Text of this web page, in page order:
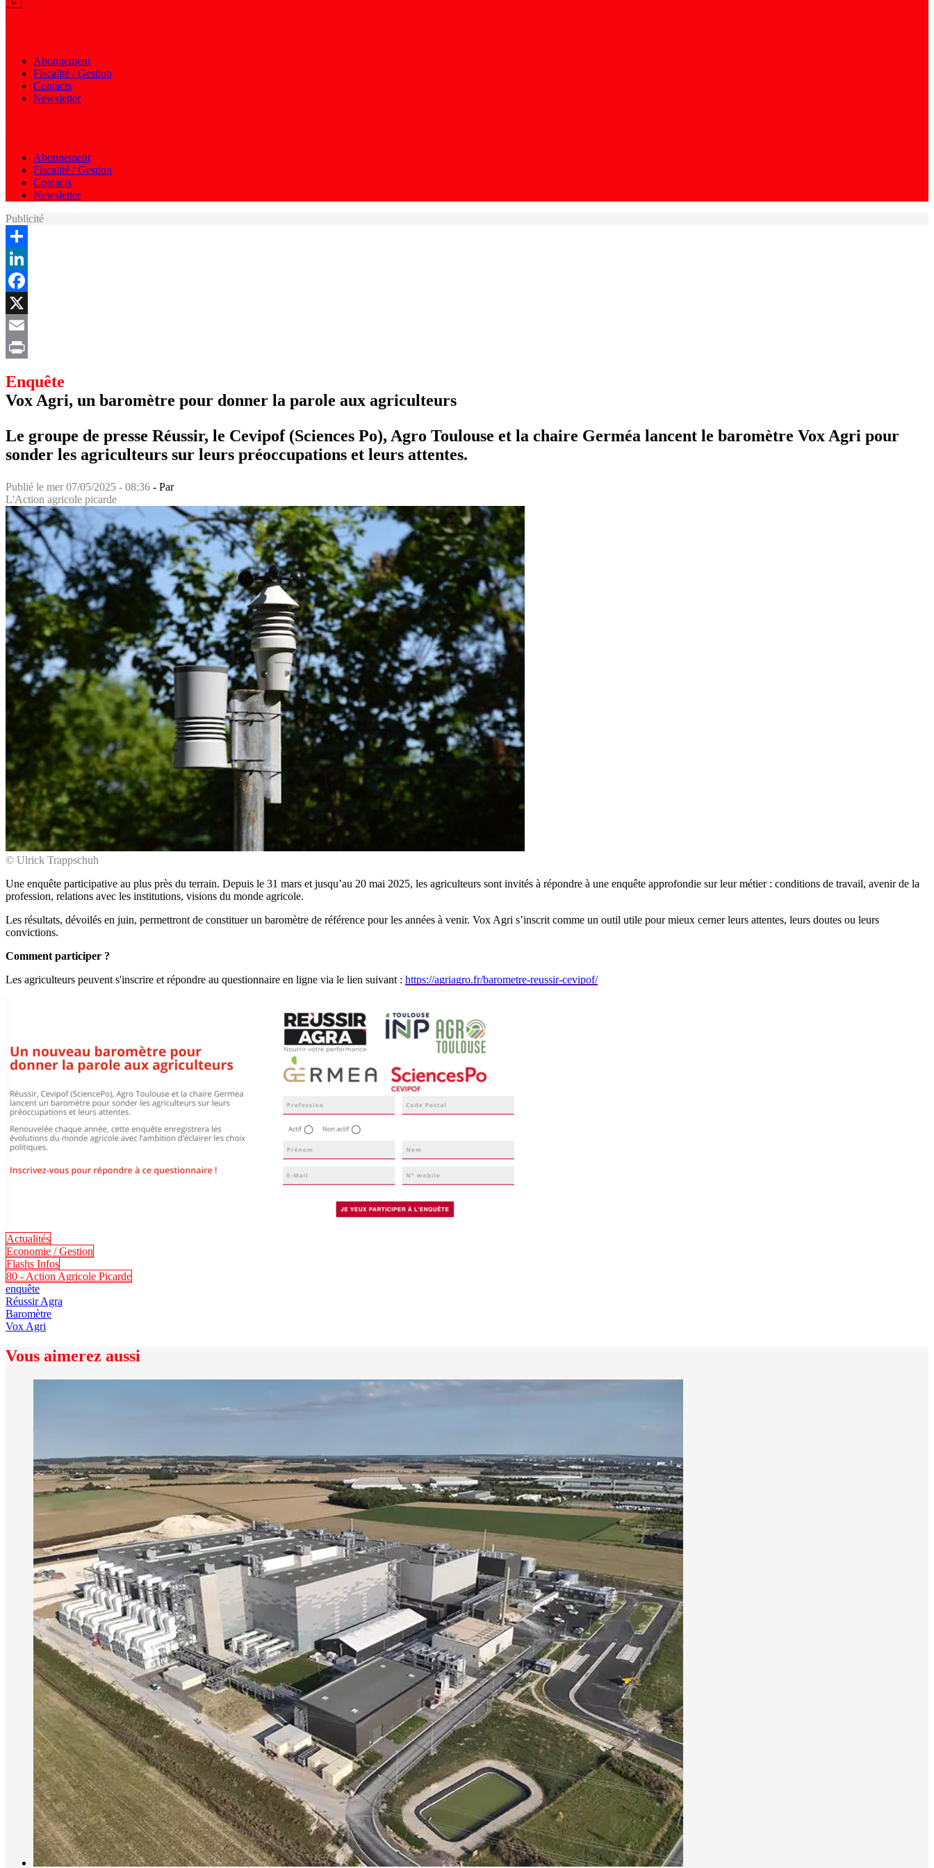
Abonnement
Fiscalité / Gestion
Contacts
Newsletter
Abonnement
Fiscalité / Gestion
Contacts
Newsletter
Publicité
Share
LinkedIn
Facebook
X
Email
Enquête
Vox Agri, un baromètre pour donner la parole aux agriculteurs
Le groupe de presse Réussir, le Cevipof (Sciences Po), Agro Toulouse et la chaire Germéa lancent le baromètre Vox Agri pour
sonder les agriculteurs sur leurs préoccupations et leurs attentes.
Publié le mer 07/05/2025 - 08:36 - Par
L'Action agricole picarde
© Ulrick Trappschuh
Une enquête participative au plus près du terrain. Depuis le 31 mars et jusqu’au 20 mai 2025, les agriculteurs sont invités à répondre à une enquête approfondie sur leur métier : conditions de travail, avenir de la
profession, relations avec les institutions, visions du monde agricole.
Les résultats, dévoilés en juin, permettront de constituer un baromètre de référence pour les années à venir. Vox Agri s’inscrit comme un outil utile pour mieux cerner leurs attentes, leurs doutes ou leurs
convictions.
Comment participer ?
Les agriculteurs peuvent s'inscrire et répondre au questionnaire en ligne via le lien suivant : https://agriagro.fr/barometre-reussir-cevipof/
Actualités
Economie / Gestion
Flashs Infos
80 - Action Agricole Picarde
enquête
Réussir Agra
Baromètre
Vox Agri
Vous aimerez aussi